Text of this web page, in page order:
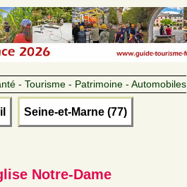
- Tourisme - Patrimoine - Automobiles
Seine-et-Marne (77)
Notre-Dame